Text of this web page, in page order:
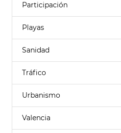
Participación
Playas
Sanidad
Tráfico
Urbanismo
Valencia